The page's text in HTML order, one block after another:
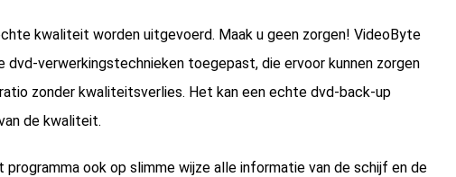
kwaliteit worden uitgevoerd. Maak u geen zorgen! VideoByte
verwerkingstechnieken toegepast, die ervoor kunnen zorgen
zonder kwaliteitsverlies. Het kan een echte dvd-back-up
de kwaliteit.
ook op slimme wijze alle informatie van de schijf en de